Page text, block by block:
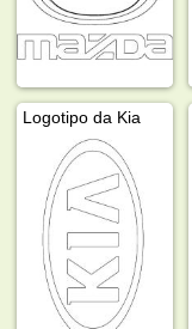
Logotipo da Kia